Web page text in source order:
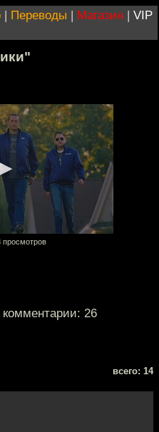
| Переводы | Магазин | VIP
просмотров
комментарии: 26
всего: 14